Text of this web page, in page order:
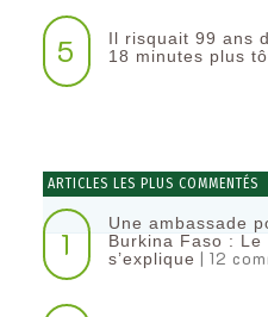
5
Il risquait 99 ans
18 minutes plus
ARTICLES LES PLUS COMMENTÉS
1
Une ambassade
Burkina Faso : Le
s’explique | 12